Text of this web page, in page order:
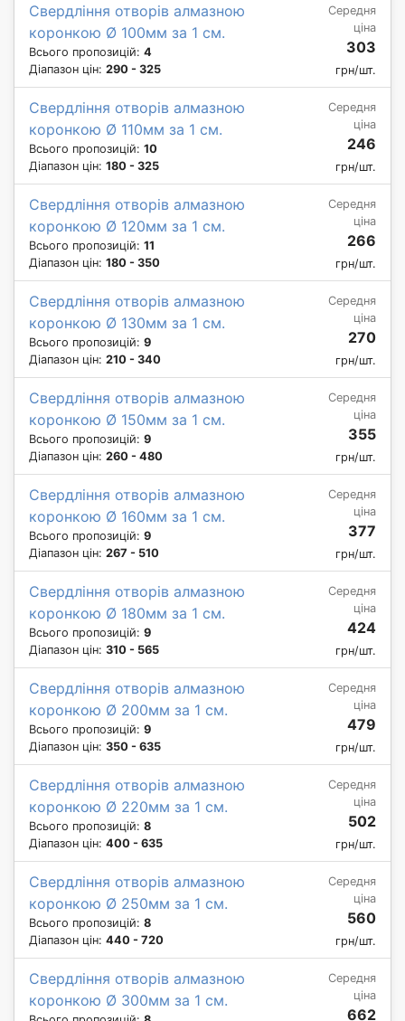
Свердління отворів алмазною
коронкою Ø 100мм за 1 см.
Всього пропозицій: 4
Діапазон цін: 290 - 325
Середня
ціна
303
грн/шт.
Свердління отворів алмазною
коронкою Ø 110мм за 1 см.
Всього пропозицій: 10
Діапазон цін: 180 - 325
Середня
ціна
246
грн/шт.
Свердління отворів алмазною
коронкою Ø 120мм за 1 см.
Всього пропозицій: 11
Діапазон цін: 180 - 350
Середня
ціна
266
грн/шт.
Свердління отворів алмазною
коронкою Ø 130мм за 1 см.
Всього пропозицій: 9
Діапазон цін: 210 - 340
Середня
ціна
270
грн/шт.
Свердління отворів алмазною
коронкою Ø 150мм за 1 см.
Всього пропозицій: 9
Діапазон цін: 260 - 480
Середня
ціна
355
грн/шт.
Свердління отворів алмазною
коронкою Ø 160мм за 1 см.
Всього пропозицій: 9
Діапазон цін: 267 - 510
Середня
ціна
377
грн/шт.
Свердління отворів алмазною
коронкою Ø 180мм за 1 см.
Всього пропозицій: 9
Діапазон цін: 310 - 565
Середня
ціна
424
грн/шт.
Свердління отворів алмазною
коронкою Ø 200мм за 1 см.
Всього пропозицій: 9
Діапазон цін: 350 - 635
Середня
ціна
479
грн/шт.
Свердління отворів алмазною
коронкою Ø 220мм за 1 см.
Всього пропозицій: 8
Діапазон цін: 400 - 635
Середня
ціна
502
грн/шт.
Свердління отворів алмазною
коронкою Ø 250мм за 1 см.
Всього пропозицій: 8
Діапазон цін: 440 - 720
Середня
ціна
560
грн/шт.
Свердління отворів алмазною
коронкою Ø 300мм за 1 см.
Середня
ціна
662